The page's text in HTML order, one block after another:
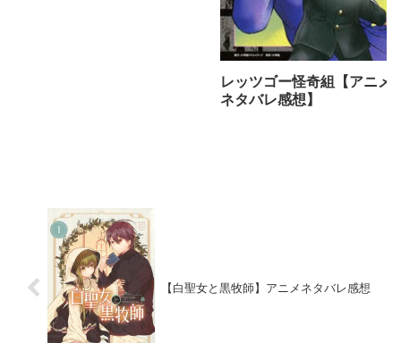
レッツゴー怪奇組【アニメ
ネタバレ感想】
【白聖女と黒牧師】アニメネタバレ感想